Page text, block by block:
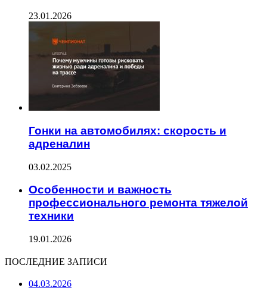
23.01.2026
Гонки на автомобилях: скорость и
адреналин
03.02.2025
Особенности и важность
профессионального ремонта тяжелой
техники
19.01.2026
ПОСЛЕДНИЕ ЗАПИСИ
04.03.2026